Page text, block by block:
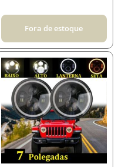
Fora de estoque